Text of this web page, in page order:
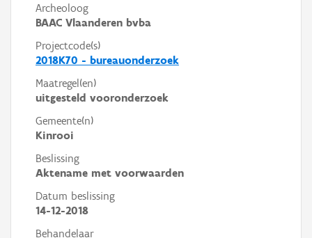
Archeoloog
BAAC Vlaanderen bvba
Projectcode(s)
2018K70 - bureauonderzoek
Maatregel(en)
uitgesteld vooronderzoek
Gemeente(n)
Kinrooi
Beslissing
Aktename met voorwaarden
Datum beslissing
14-12-2018
Behandelaar